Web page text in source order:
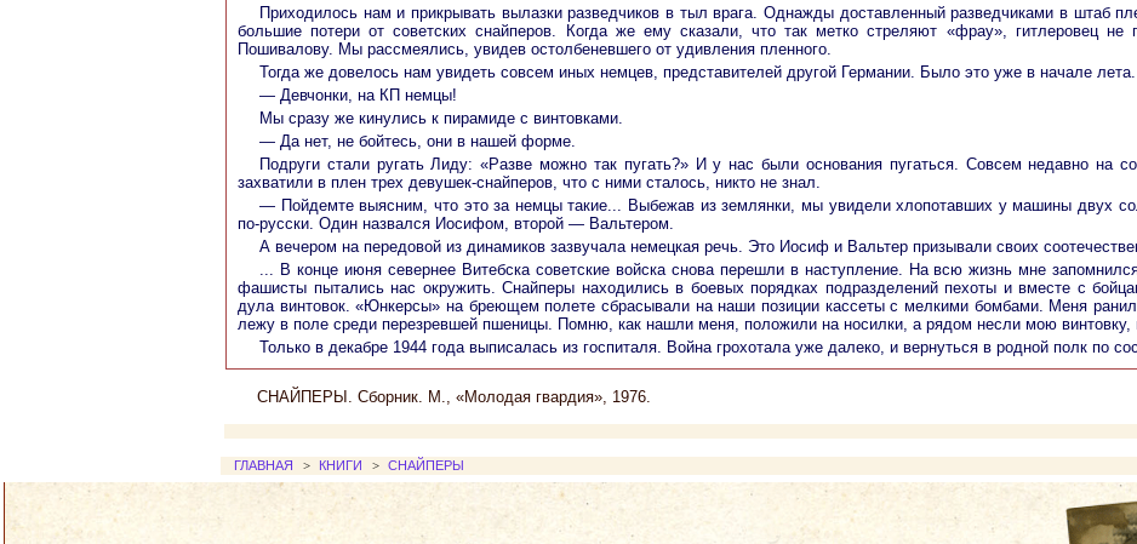
Приходилось нам и прикрывать вылазки разведчиков в тыл врага. Однажды доставленный разведчиками в штаб
большие потери от советских снайперов. Когда же ему сказали, что так метко стреляют «фрау», гитлеровец
Пошивалову. Мы рассмеялись, увидев остолбеневшего от удивления пленного.
Тогда же довелось нам увидеть совсем иных немцев, представителей другой Германии. Было это уже в начале
— Девчонки, на КП немцы!
Мы сразу же кинулись к пирамиде с винтовками.
— Да нет, не бойтесь, они в нашей форме.
Подруги стали ругать Лиду: «Разве можно так пугать?» И у нас были основания пугаться. Совсем недавно на
захватили в плен трех девушек-снайперов, что с ними сталось, никто не знал.
— Пойдемте выясним, что это за немцы такие... Выбежав из землянки, мы увидели хлопотавших у машины двух
по-русски. Один назвался Иосифом, второй — Вальтером.
А вечером на передовой из динамиков зазвучала немецкая речь. Это Иосиф и Вальтер призывали своих
... В конце июня севернее Витебска советские войска снова перешли в наступление. На всю жизнь мне
фашисты пытались нас окружить. Снайперы находились в боевых порядках подразделений пехоты и вместе с
дула винтовок. «Юнкерсы» на бреющем полете сбрасывали на наши позиции кассеты с мелкими бомбами. Меня
лежу в поле среди перезревшей пшеницы. Помню, как нашли меня, положили на носилки, а рядом несли мою винтовку,
Только в декабре 1944 года выписалась из госпиталя. Война грохотала уже далеко, и вернуться в родной полк по
СНАЙПЕРЫ. Сборник. М., «Молодая гвардия», 1976.
ГЛАВНАЯ > КНИГИ > СНАЙПЕРЫ